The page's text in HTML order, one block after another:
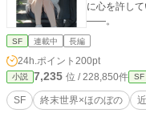
に心を許していく。 だが、施設の奥には
――。
SF 連載中 長編
24h.ポイント 200pt
小説 7,235 位 / 228,850件 SF
SF 終末世界×ほのぼの